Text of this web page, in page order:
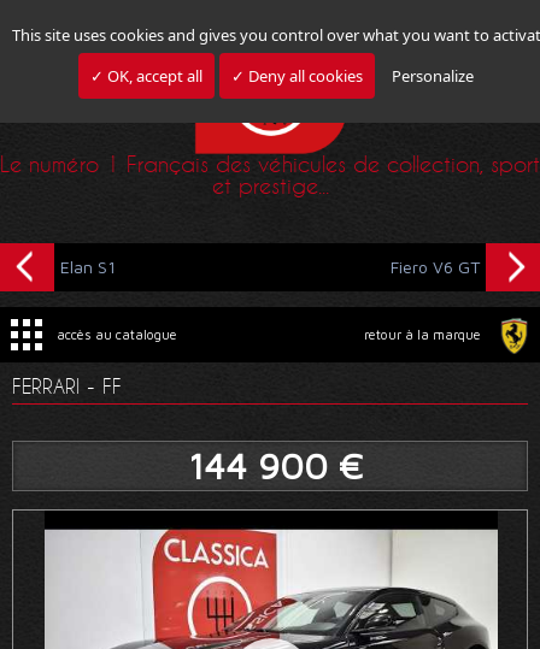
This site uses cookies and gives you control over what you want to
✓ OK, accept all
✓ Deny all cookies Personalize
Le numéro 1 Français des véhicules de collection, sport
et prestige...
Elan S1
accès au catalogue retour à la marque
Fiero V6 GT
FERRARI - FF
144 900 €